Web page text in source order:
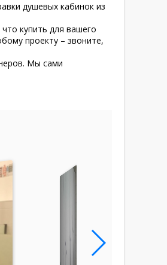
душевых кабинок из
купить для вашего
проекту – звоните,
Мы сами